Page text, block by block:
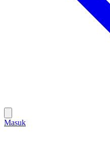
Masuk